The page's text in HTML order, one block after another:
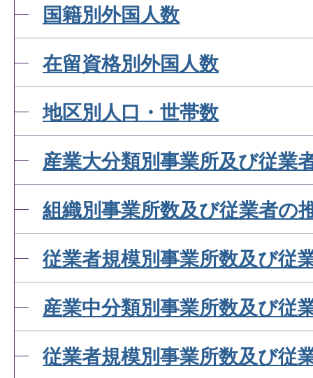
国籍別外国人数
在留資格別外国人数
地区別人口・世帯数
産業大分類別事業所及び従業
組織別事業所数及び従業者の
従業者規模別事業所数及び従
産業中分類別事業所数及び従
従業者規模別事業所数及び従